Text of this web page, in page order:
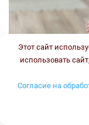
Врач-
Этот сайт
использовать
Согласие на